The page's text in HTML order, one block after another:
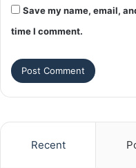
Save my name, email,
time I comment.
Recent